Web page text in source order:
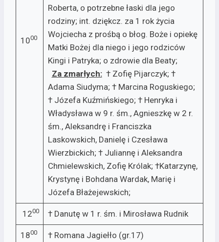
1000
Roberta, o potrzebne łaski dla jego
rodziny; int. dziękcz. za 1 rok życia
Wojciecha z prośbą o błog. Boże i opiekę
Matki Bożej dla niego i jego rodziców
Kingi i Patryka; o zdrowie dla Beaty;
Za zmarłych:† Zofię Pijarczyk; †
Adama Siudyma; † Marcina Roguskiego;
† Józefa Kuźmińskiego; † Henryka i
Władysława w 9 r. śm., Agnieszkę w 2 r.
śm., Aleksandrę i Franciszka
Laskowskich, Danielę i Czesława
Wierzbickich; † Juliannę i Aleksandra
Chmielewskich, Zofię Królak; †Katarzynę,
Krystynę i Bohdana Wardak, Marię i
Józefa Błażejewskich;
1200 † Danutę w 1 r. śm. i Mirosława Rudnik
1800 † Romana Jagiełło (gr.17)